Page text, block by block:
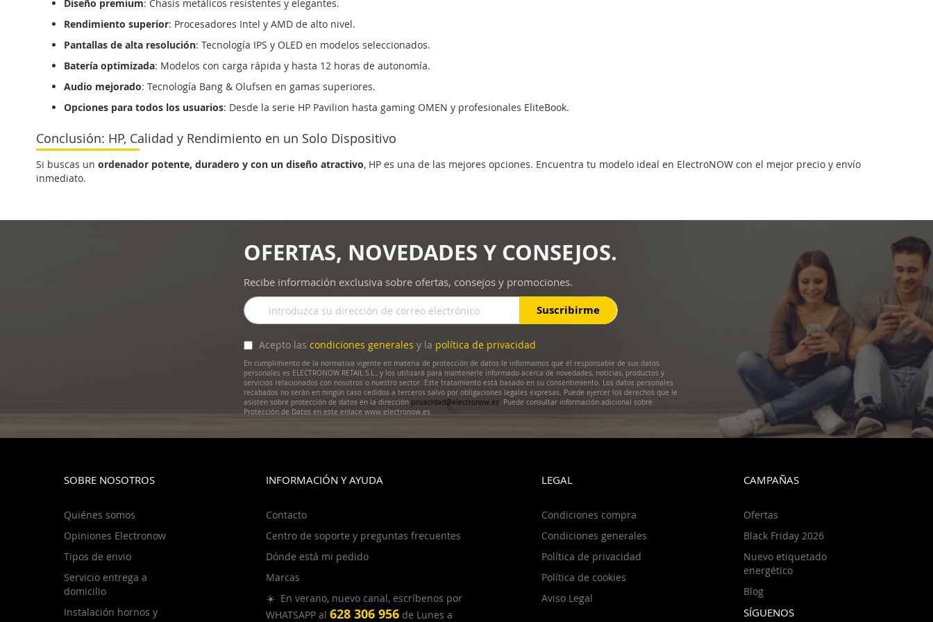
Diseño premium: Chasis metálicos resistentes y elegantes.
Rendimiento superior: Procesadores Intel y AMD de alto nivel.
Pantallas de alta resolución: Tecnología IPS y OLED en modelos seleccionados.
Batería optimizada: Modelos con carga rápida y hasta 12 horas de autonomía.
Audio mejorado: Tecnología Bang & Olufsen en gamas superiores.
Opciones para todos los usuarios: Desde la serie HP Pavilion hasta gaming OMEN y profesionales EliteBook.
Conclusión: HP, Calidad y Rendimiento en un Solo Dispositivo
Si buscas un ordenador potente, duradero y con un diseño atractivo, HP es una de las mejores opciones. Encuentra tu modelo ideal en ElectroNOW con el mejor precio y envío
inmediato.
OFERTAS, NOVEDADES Y CONSEJOS.
Recibe información exclusiva sobre ofertas, consejos y promociones.
Inscríbase
a
boletín
de
noticias:
Suscribirme
Acepto las condiciones generales y la política de privacidad
En cumplimiento de la normativa vigente en materia de protección de datos le informamos que el responsable de sus datos
personales es ELECTRONOW RETAIL S.L., y los utilizará para mantenerle informado acerca de novedades, noticias, productos y
servicios relacionados con nosotros o nuestro sector. Este tratamiento está basado en su consentimiento. Los datos personales
recabados no serán en ningún caso cedidos a terceros salvo por obligaciones legales expresas. Puede ejercer los derechos que le
asisten sobre protección de datos en la dirección privacidad@electronow.es. Puede consultar información adicional sobre
Protección de Datos en este enlace www.electronow.es
SOBRE NOSOTROS
Quiénes somos
Opiniones Electronow
Tipos de envio
Servicio entrega a
domicilio
Instalación hornos y
INFORMACIÓN Y AYUDA
Contacto
Centro de soporte y preguntas frecuentes
Dónde está mi pedido
Marcas
☀️ En verano, nuevo canal, escríbenos por
WHATSAPP al 628 306 956de Lunes a
LEGAL
Condiciones compra
Condiciones generales
Política de privacidad
Política de cookies
Aviso Legal
CAMPAÑAS
Ofertas
Black Friday 2026
Nuevo etiquetado
energético
Blog
SÍGUENOS